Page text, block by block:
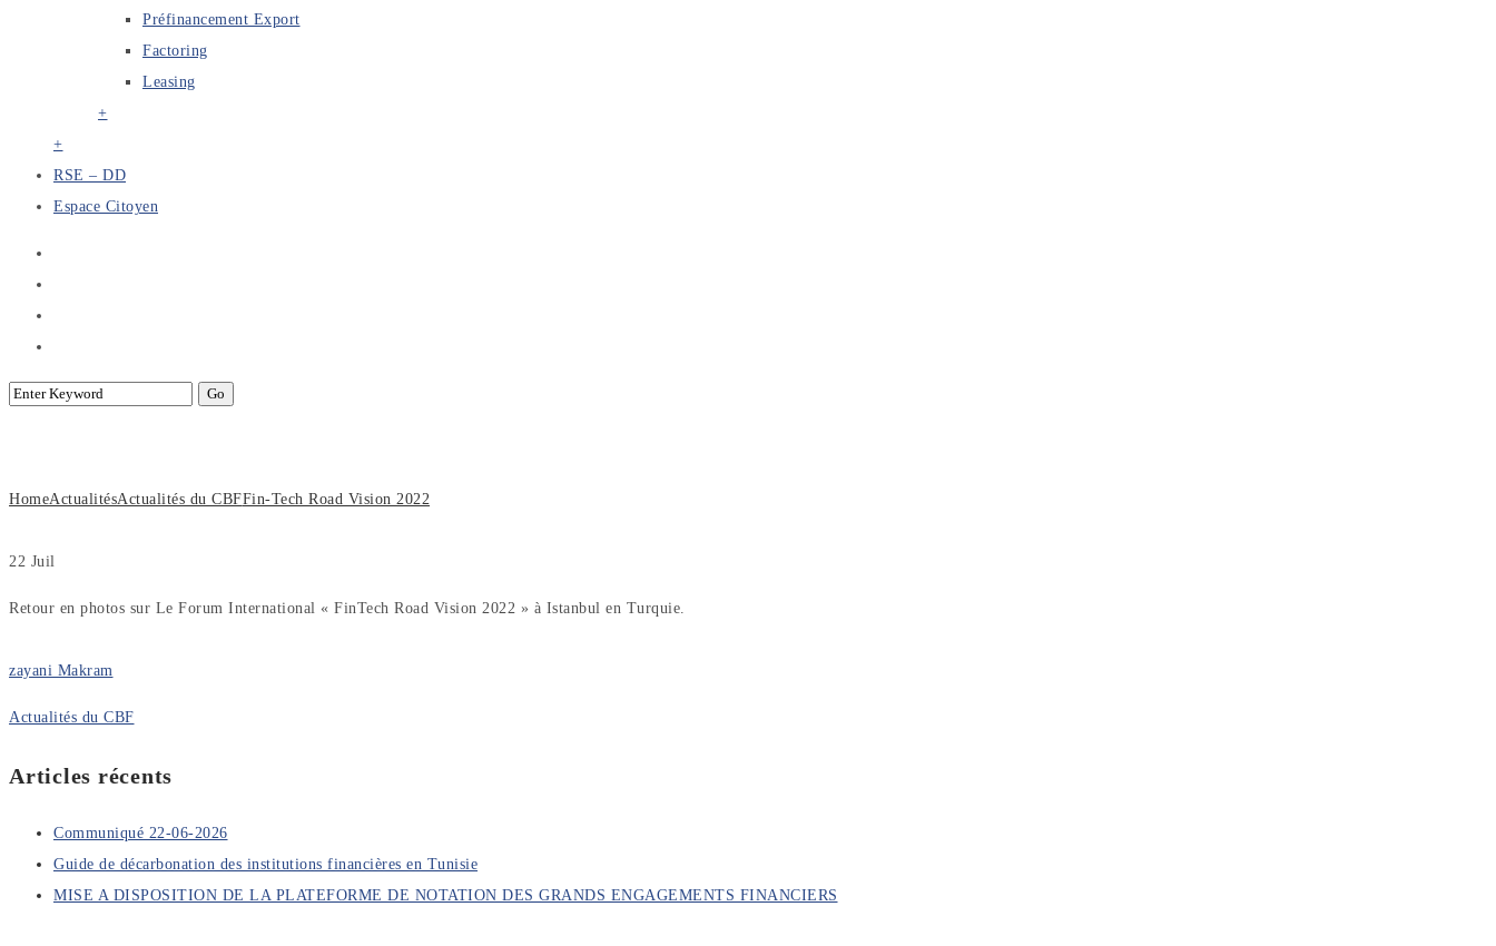
Préfinancement Export
Factoring
Leasing
+
+
RSE – DD
Espace Citoyen
HomeActualitésActualités du CBFFin-Tech Road Vision 2022
22 Juil
Retour en photos sur Le Forum International « FinTech Road Vision 2022 » à Istanbul en Turquie.
zayani Makram
Actualités du CBF
Articles récents
Communiqué 22-06-2026
Guide de décarbonation des institutions financières en Tunisie
MISE A DISPOSITION DE LA PLATEFORME DE NOTATION DES GRANDS ENGAGEMENTS FINANCIERS